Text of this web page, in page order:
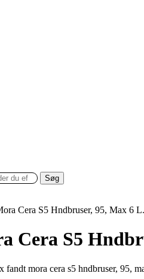
Søg
Cera S5 Hndbruser, 95, Max 6
Cera S5
fandt mora cera s5 hndbruser, 95,